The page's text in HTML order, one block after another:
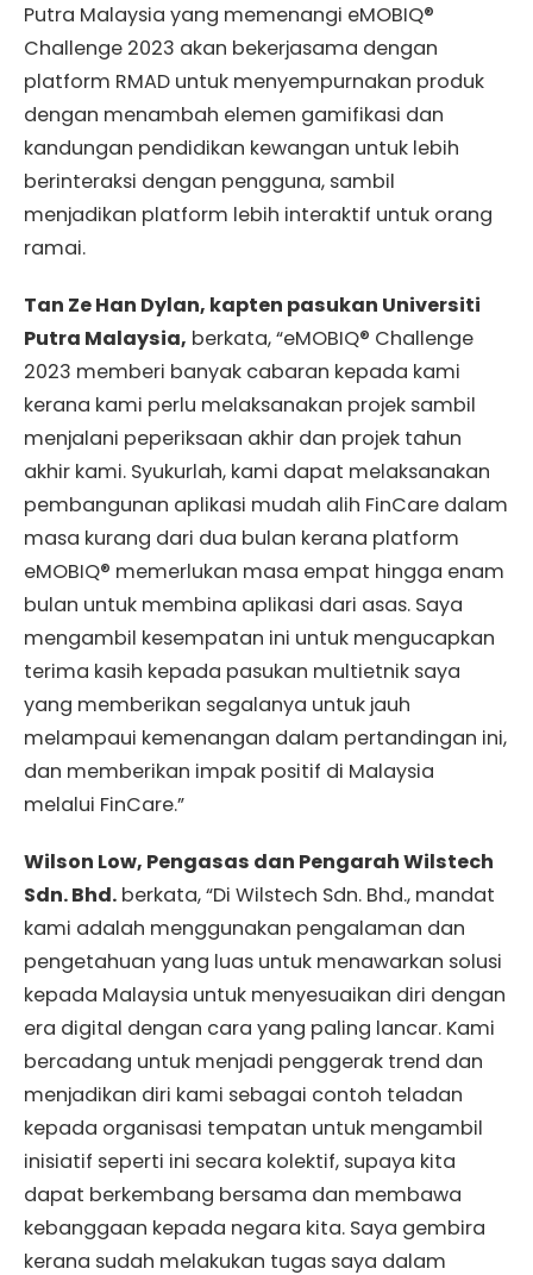
Putra Malaysia yang memenangi eMOBIQ®
Challenge 2023 akan bekerjasama dengan
platform RMAD untuk menyempurnakan produk
dengan menambah elemen gamifikasi dan
kandungan pendidikan kewangan untuk lebih
berinteraksi dengan pengguna, sambil
menjadikan platform lebih interaktif untuk orang
ramai.
Tan Ze Han Dylan, kapten pasukan Universiti
Putra Malaysia, berkata, “eMOBIQ® Challenge
2023 memberi banyak cabaran kepada kami
kerana kami perlu melaksanakan projek sambil
menjalani peperiksaan akhir dan projek tahun
akhir kami. Syukurlah, kami dapat melaksanakan
pembangunan aplikasi mudah alih FinCare dalam
masa kurang dari dua bulan kerana platform
eMOBIQ® memerlukan masa empat hingga enam
bulan untuk membina aplikasi dari asas. Saya
mengambil kesempatan ini untuk mengucapkan
terima kasih kepada pasukan multietnik saya
yang memberikan segalanya untuk jauh
melampaui kemenangan dalam pertandingan ini,
dan memberikan impak positif di Malaysia
melalui FinCare.”
Wilson Low, Pengasas dan Pengarah Wilstech
Sdn. Bhd. berkata, “Di Wilstech Sdn. Bhd., mandat
kami adalah menggunakan pengalaman dan
pengetahuan yang luas untuk menawarkan solusi
kepada Malaysia untuk menyesuaikan diri dengan
era digital dengan cara yang paling lancar. Kami
bercadang untuk menjadi penggerak trend dan
menjadikan diri kami sebagai contoh teladan
kepada organisasi tempatan untuk mengambil
inisiatif seperti ini secara kolektif, supaya kita
dapat berkembang bersama dan membawa
kebanggaan kepada negara kita. Saya gembira
kerana sudah melakukan tugas saya dalam